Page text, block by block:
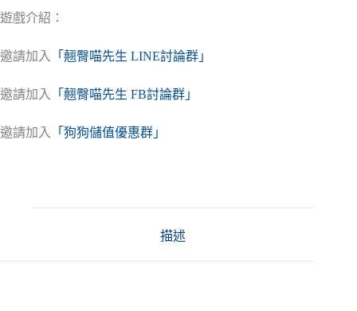
NT$30
到
遊戲介紹：
邀請加入 「翹臀喵先生 LINE討論群」
邀請加入 「翹臀喵先生 FB討論群」
邀請加入 「狗狗儲值優惠群」
描述